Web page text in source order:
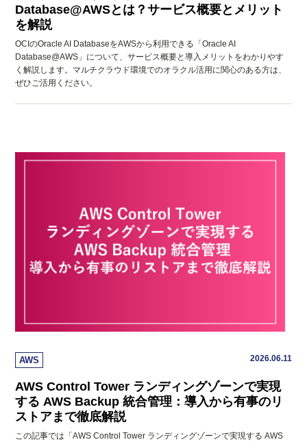
Database@AWSとは？サービス概要とメリット
を解説
OCIのOracle AI DatabaseをAWSから利用できる「Oracle AI
Database@AWS」について、サービス概要と導入メリットをわかりやす
く解説します。マルチクラウド環境でのオラクル活用に関心のある方は、
ぜひご活用ください。
AWS 2026.06.11
AWS Control Tower ランディングゾーンで実現
する AWS Backup 統合管理：導入から有事のリ
ストアまで徹底解説
この記事では「AWS Control Tower ランディングゾーンで実現する AWS